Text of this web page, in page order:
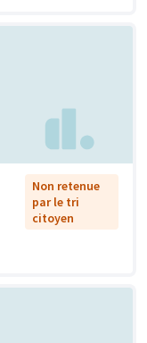
Non retenue
par le tri
citoyen